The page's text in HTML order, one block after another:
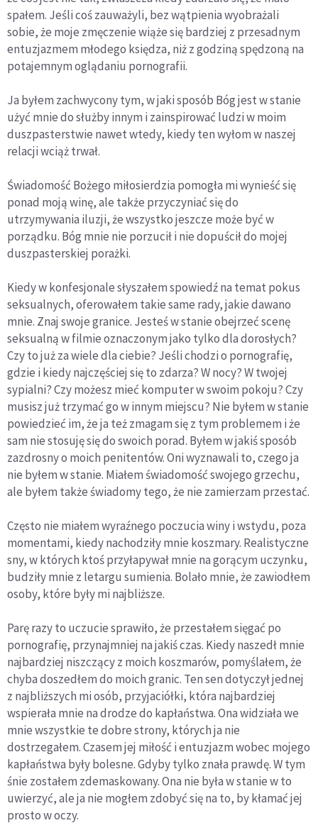
spałem. Jeśli coś zauważyli, bez wątpienia wyobrażali
sobie, że moje zmęczenie wiąże się bardziej z przesadnym
entuzjazmem młodego księdza, niż z godziną spędzoną na
potajemnym oglądaniu pornografii.
Ja byłem zachwycony tym, w jaki sposób Bóg jest w stanie
użyć mnie do służby innym i zainspirować ludzi w moim
duszpasterstwie nawet wtedy, kiedy ten wyłom w naszej
relacji wciąż trwał.
Świadomość Bożego miłosierdzia pomogła mi wynieść się
ponad moją winę, ale także przyczyniać się do
utrzymywania iluzji, że wszystko jeszcze może być w
porządku. Bóg mnie nie porzucił i nie dopuścił do mojej
duszpasterskiej porażki.
Kiedy w konfesjonale słyszałem spowiedź na temat pokus
seksualnych, oferowałem takie same rady, jakie dawano
mnie. Znaj swoje granice. Jesteś w stanie obejrzeć scenę
seksualną w filmie oznaczonym jako tylko dla dorosłych?
Czy to już za wiele dla ciebie? Jeśli chodzi o pornografię,
gdzie i kiedy najczęściej się to zdarza? W nocy? W twojej
sypialni? Czy możesz mieć komputer w swoim pokoju? Czy
musisz już trzymać go w innym miejscu? Nie byłem w stanie
powiedzieć im, że ja też zmagam się z tym problemem i że
sam nie stosuję się do swoich porad. Byłem w jakiś sposób
zazdrosny o moich penitentów. Oni wyznawali to, czego ja
nie byłem w stanie. Miałem świadomość swojego grzechu,
ale byłem także świadomy tego, że nie zamierzam przestać.
Często nie miałem wyraźnego poczucia winy i wstydu, poza
momentami, kiedy nachodziły mnie koszmary. Realistyczne
sny, w których ktoś przyłapywał mnie na gorącym uczynku,
budziły mnie z letargu sumienia. Bolało mnie, że zawiodłem
osoby, które były mi najbliższe.
Parę razy to uczucie sprawiło, że przestałem sięgać po
pornografię, przynajmniej na jakiś czas. Kiedy naszedł mnie
najbardziej niszczący z moich koszmarów, pomyślałem, że
chyba doszedłem do moich granic. Ten sen dotyczył jednej
z najbliższych mi osób, przyjaciółki, która najbardziej
wspierała mnie na drodze do kapłaństwa. Ona widziała we
mnie wszystkie te dobre strony, których ja nie
dostrzegałem. Czasem jej miłość i entuzjazm wobec mojego
kapłaństwa były bolesne. Gdyby tylko znała prawdę. W tym
śnie zostałem zdemaskowany. Ona nie była w stanie w to
uwierzyć, ale ja nie mogłem zdobyć się na to, by kłamać jej
prosto w oczy.